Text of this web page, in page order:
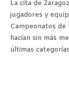
La cita de
jugadores y equipos de las islas
Campeonatos de
hacían sin más
últimas